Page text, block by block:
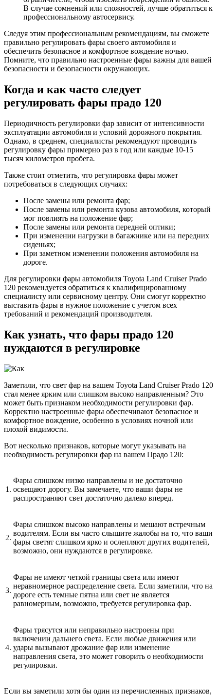
В случае сомнений или сложностей, лучше обратиться к
профессиональному автосервису.
Следуя этим профессиональным рекомендациям, вы сможете
правильно регулировать фары своего автомобиля и
обеспечить безопасное и комфортное вождение ночью.
Помните, что правильно настроенные фары важны для вашей
безопасности и безопасности окружающих.
Когда и как часто следует
регулировать фары прадо 120
Периодичность регулировки фар зависит от интенсивности
эксплуатации автомобиля и условий дорожного покрытия.
Однако, в среднем, специалисты рекомендуют проводить
регулировку фары примерно раз в год или каждые 10-15
тысяч километров пробега.
Также стоит отметить, что регулировка фары может
потребоваться в следующих случаях:
После замены или ремонта фар;
После замены или ремонта кузова автомобиля, который
мог повлиять на положение фар;
После замены или ремонта передней оптики;
При изменении нагрузки в багажнике или на передних
сиденьях;
При заметном изменении положения автомобиля на
дороге.
Для регулировки фары автомобиля Toyota Land Cruiser Prado
120 рекомендуется обратиться к квалифицированному
специалисту или сервисному центру. Они смогут корректно
выставить фары в нужное положение с учетом всех
требований и рекомендаций производителя.
Как узнать, что фары прадо 120
нуждаются в регулировке
Заметили, что свет фар на вашем Toyota Land Cruiser Prado 120
стал менее ярким или слишком высоко направленным? Это
может быть признаком необходимости регулировки фар.
Корректно настроенные фары обеспечивают безопасное и
комфортное вождение, особенно в условиях ночной или
плохой видимости.
Вот несколько признаков, которые могут указывать на
необходимость регулировки фар на вашем Прадо 120:
1.
Фары слишком низко направлены и не достаточно
освещают дорогу. Вы замечаете, что ваши фары не
распространяют свет достаточно далеко вперед.
2.
Фары слишком высоко направлены и мешают встречным
водителям. Если вы часто слышите жалобы на то, что ваши
фары светят слишком ярко и ослепляют других водителей,
возможно, они нуждаются в регулировке.
3.
Фары не имеют четкой границы света или имеют
неравномерное распределение света. Если заметили, что на
дороге есть темные пятна или свет не является
равномерным, возможно, требуется регулировка фар.
4.
Фары трясутся или неправильно настроены при
включении дальнего света. Если любые движения или
удары вызывают дрожание фар или изменение
направления света, это может говорить о необходимости
регулировки.
Если вы заметили хотя бы один из перечисленных признаков,